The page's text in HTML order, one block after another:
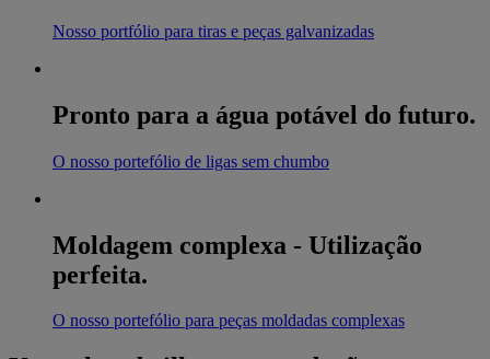
Nosso portfólio para tiras e peças galvanizadas
Pronto para a água potável do futuro.
O nosso portefólio de ligas sem chumbo
Moldagem complexa - Utilização
perfeita.
O nosso portefólio para peças moldadas complexas